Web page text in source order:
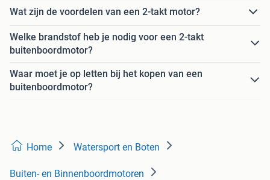
Wat zijn de voordelen van een 2-takt motor?
Welke brandstof heb je nodig voor een 2-takt
buitenboordmotor?
Waar moet je op letten bij het kopen van een
buitenboordmotor?
Home Watersport en Boten
Buiten- en Binnenboordmotoren